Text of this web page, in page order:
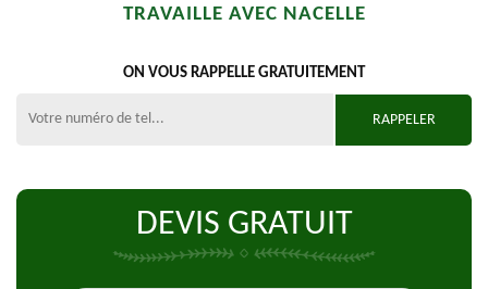
TRAVAILLE AVEC NACELLE
ON VOUS RAPPELLE GRATUITEMENT
DEVIS GRATUIT